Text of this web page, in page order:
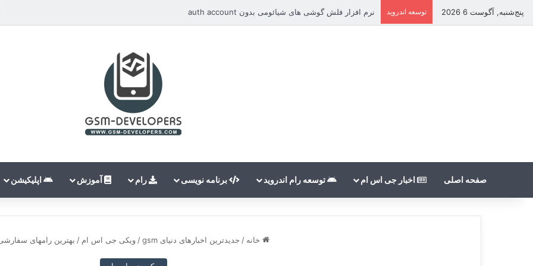
پنج‌شنبه, آگوست 6 2026 توسعه اندروید نرم افزار فلش گوشی های شیائومی بدون auth account
صفحه اصلی اخبار جی اس ام توسعه رام اندروید برنامه نویسی رام آموزش اپلیکیشن
خانه / جدیدترین اخبارهای دنیای gsm / ویکی جی اس ام / بهترین رامهای